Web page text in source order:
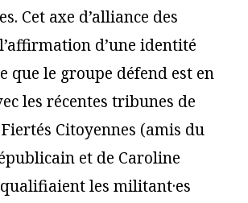
Cet axe d’alliance des
d’une identité
que le groupe défend est en
les récentes tribunes de
Citoyennes (amis du
et de Caroline
les militant·es